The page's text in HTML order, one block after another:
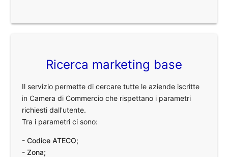
Ricerca marketing base
Il servizio permette di cercare tutte le aziende iscritte
in Camera di Commercio che rispettano i parametri
richiesti dall'utente.
Tra i parametri ci sono:
- Codice ATECO;
- Zona;